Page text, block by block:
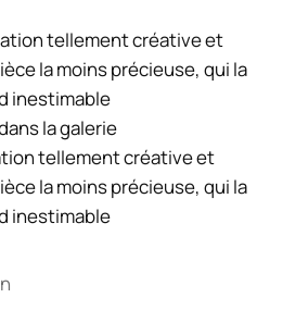
la galerie
tellement créative et
la moins précieuse, qui la
inestimable